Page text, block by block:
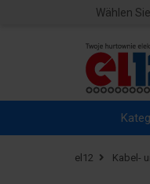
Wählen
el12 Kabel-